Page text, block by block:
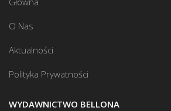
O Nas
Aktualności
Polityka Prywatności
WYDAWNICTWO BELLONA